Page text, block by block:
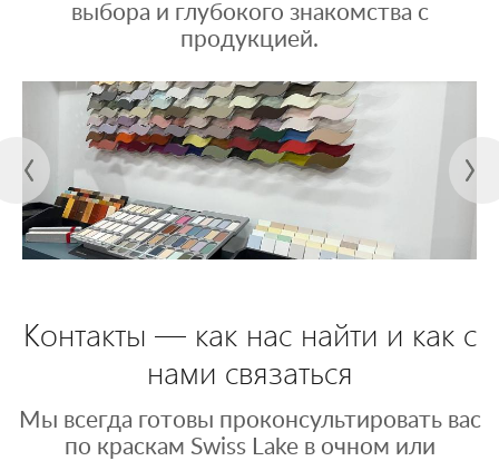
выбора и глубокого знакомства с
продукцией.
Контакты — как нас найти и как с
нами связаться
Мы всегда готовы проконсультировать вас
по краскам Swiss Lake в очном или